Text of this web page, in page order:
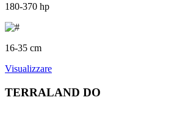
180-370 hp
16-35 cm
Visualizzare
TERRALAND DO